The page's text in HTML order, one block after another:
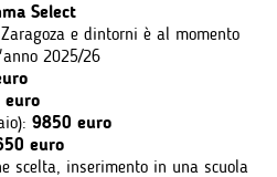
Select
e dintorni è al momento
2025/26
euro
9850 euro
euro
scelta, inserimento in una scuola